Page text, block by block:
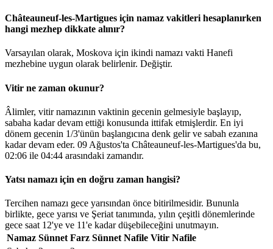
Châteauneuf-les-Martigues için namaz vakitleri hesaplanırken
hangi mezhep dikkate alınır?
Varsayılan olarak, Moskova için ikindi namazı vakti Hanefi
mezhebine uygun olarak belirlenir. Değiştir.
Vitir ne zaman okunur?
Âlimler, vitir namazının vaktinin gecenin gelmesiyle başlayıp,
sabaha kadar devam ettiği konusunda ittifak etmişlerdir. En iyi
dönem gecenin 1/3'ünün başlangıcına denk gelir ve sabah ezanına
kadar devam eder. 09 Ağustos'ta Châteauneuf-les-Martigues'da bu,
02:06 ile 04:44 arasındaki zamandır.
Yatsı namazı için en doğru zaman hangisi?
Tercihen namazı gece yarısından önce bitirilmesidir. Bununla
birlikte, gece yarısı ve Şeriat tanımında, yılın çeşitli dönemlerinde
gece saat 12'ye ve 11'e kadar düşebileceğini unutmayın.
Namaz Sünnet Farz Sünnet Nafile Vitir Nafile